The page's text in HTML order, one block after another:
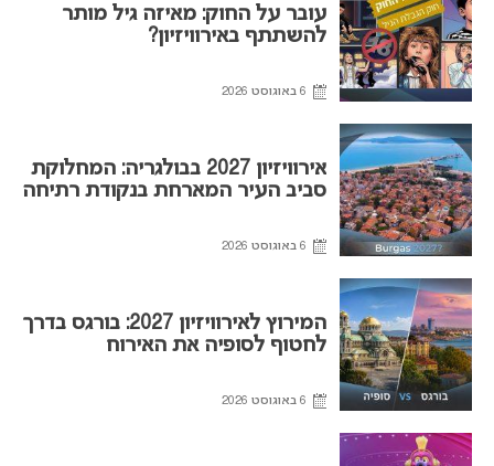
עובר על החוק: מאיזה גיל מותר
להשתתף באירוויזיון?
6 באוגוסט 2026
אירוויזיון 2027 בבולגריה: המחלוקת
סביב העיר המארחת בנקודת רתיחה
6 באוגוסט 2026
המירוץ לאירוויזיון 2027: בורגס בדרך
לחטוף לסופיה את האירוח
6 באוגוסט 2026